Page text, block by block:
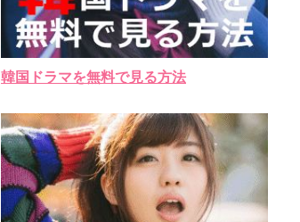
韓国ドラマを無料で見る方法